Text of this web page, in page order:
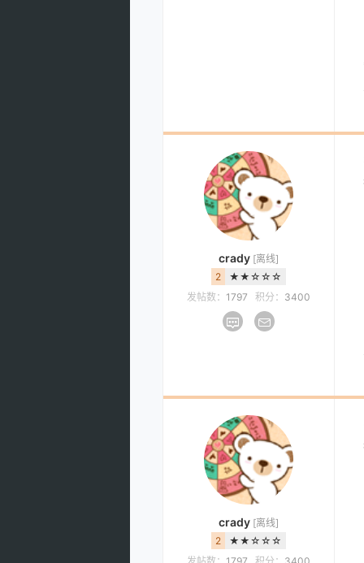
crady [离线]
2
★★☆☆☆
发帖数： 1797 积分： 3400
crady [离线]
2
★★☆☆☆